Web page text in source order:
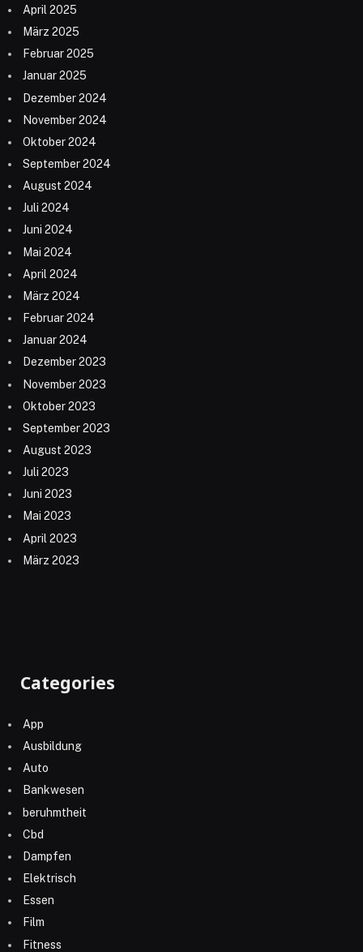
April 2025
März 2025
Februar 2025
Januar 2025
Dezember 2024
November 2024
Oktober 2024
September 2024
August 2024
Juli 2024
Juni 2024
Mai 2024
April 2024
März 2024
Februar 2024
Januar 2024
Dezember 2023
November 2023
Oktober 2023
September 2023
August 2023
Juli 2023
Juni 2023
Mai 2023
April 2023
März 2023
Categories
App
Ausbildung
Auto
Bankwesen
beruhmtheit
Cbd
Dampfen
Elektrisch
Essen
Film
Fitness